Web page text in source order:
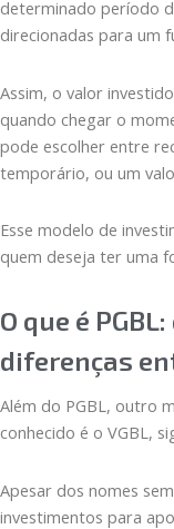
determinado período
direcionadas para um
Assim, o valor
quando chegar o
pode escolher entre
temporário, ou um
Esse modelo de
quem deseja ter uma
O que é
diferenças
Além do PGBL, outro
conhecido é o VGBL,
Apesar dos nomes
investimentos para